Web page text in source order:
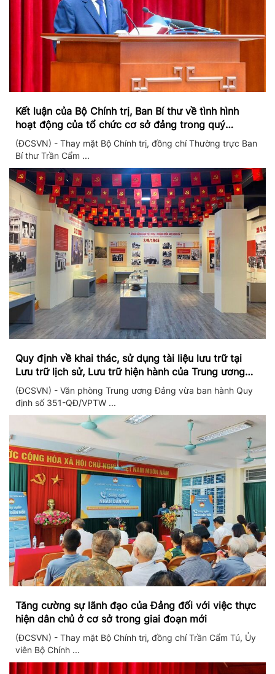
Kết luận của Bộ Chính trị, Ban Bí thư về tình hình
hoạt động của tổ chức cơ sở đảng trong quý
II/2026
(ĐCSVN) - Thay mặt Bộ Chính trị, đồng chí Thường trực Ban
Bí thư Trần Cẩm ...
Quy định về khai thác, sử dụng tài liệu lưu trữ tại
Lưu trữ lịch sử, Lưu trữ hiện hành của Trung ương
Đảng và Văn phòng Trung ương Đảng
(ĐCSVN) - Văn phòng Trung ương Đảng vừa ban hành Quy
định số 351-QĐ/VPTW ...
Tăng cường sự lãnh đạo của Đảng đối với việc thực
hiện dân chủ ở cơ sở trong giai đoạn mới
(ĐCSVN) - Thay mặt Bộ Chính trị, đồng chí Trần Cẩm Tú, Ủy
viên Bộ Chính ...